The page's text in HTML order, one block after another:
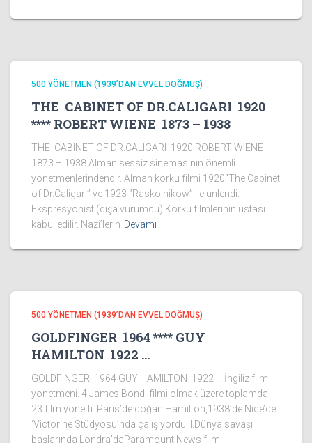
500 YÖNETMEN (1939’DAN EVVEL DOĞMUŞ)
THE CABINET OF DR.CALIGARI 1920
**** ROBERT WIENE 1873 – 1938
THE CABINET OF DR.CALIGARI 1920 ROBERT WIENE
1873 – 1938 Alman sessiz sinemasının önemli
yönetmenlerindendir. Alman korku filmi 1920‘’The Cabinet
of Dr.Caligari’’ ve 1923 ‘’Raskolnikow’’ ile ünlendi.
Ekspresyonist (dışa vurumcu) Korku filmlerinin ustası
kabul edilir. Nazi’lerin Devamı
500 YÖNETMEN (1939’DAN EVVEL DOĞMUŞ)
GOLDFINGER 1964 **** GUY
HAMILTON 1922 …
GOLDFINGER 1964 GUY HAMILTON 1922 … İngiliz film
yönetmeni. 4 James Bond filmi olmak üzere toplamda
23 film yönetti. Paris’de doğan Hamilton,1938’de Nice’de
‘Victorine Stüdyosu’nda çalışıyordu.II.Dünya savaşı
başlarında Londra’daParamount News film